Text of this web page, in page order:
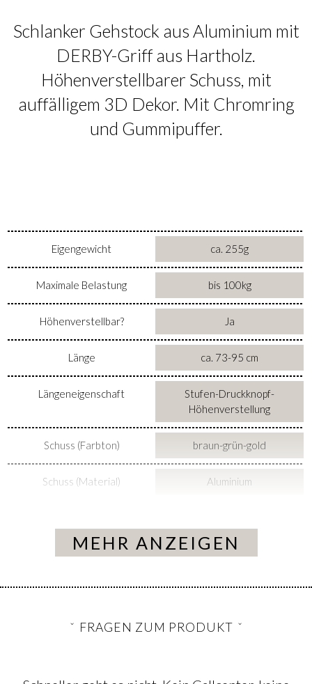
Schlanker Gehstock aus Aluminium mit
DERBY-Griff aus Hartholz.
Höhenverstellbarer Schuss, mit
auffälligem 3D Dekor. Mit Chromring
und Gummipuffer.
Eigengewicht ca. 255g
Maximale Belastung bis 100kg
Höhenverstellbar? Ja
Länge ca. 73-95 cm
Längeneigenschaft
Stufen-Druckknopf-
Höhenverstellung
Schuss (Farbton) braun-grün-gold
Schuss (Material) Aluminium
MEHR ANZEIGEN
FRAGEN ZUM PRODUKT